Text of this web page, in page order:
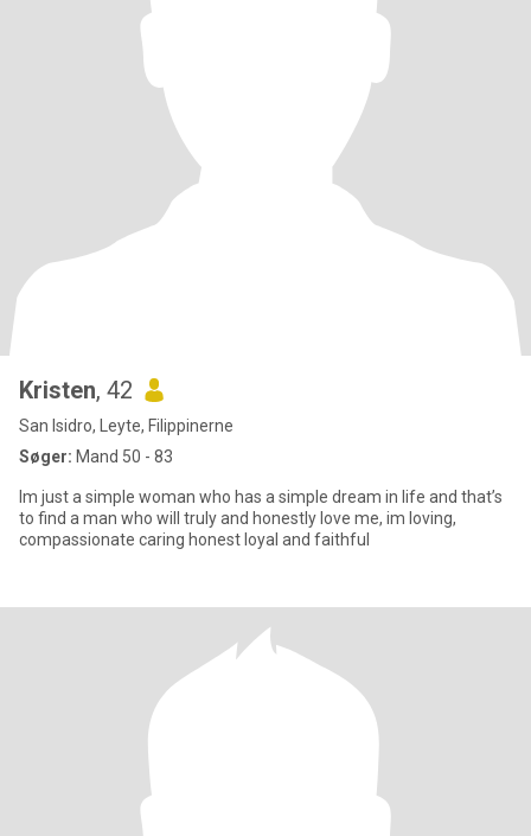
Kristen, 42
San Isidro, Leyte, Filippinerne
Søger: Mand 50 - 83
Im just a simple woman who has a simple dream in life and that’s
to find a man who will truly and honestly love me, im loving,
compassionate caring honest loyal and faithful